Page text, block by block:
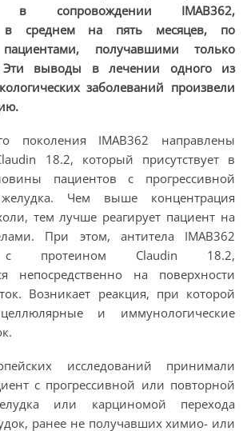
в сопровождении IMAB362,
в среднем на пять месяцев, по
получавшими только
Эти выводы в лечении одного из
заболеваний произвели
поколения IMAB362 направлены
18.2, который присутствует в
пациентов с прогрессивной
Чем выше концентрация
тем лучше реагирует пациент на
При этом, антитела IMAB362
с протеином Claudin 18.2,
непосредственно на поверхности
Возникает реакция, при которой
и иммунологические
исследований принимали
с прогрессивной или повторной
или карциномой перехода
ранее не получавших химио- или